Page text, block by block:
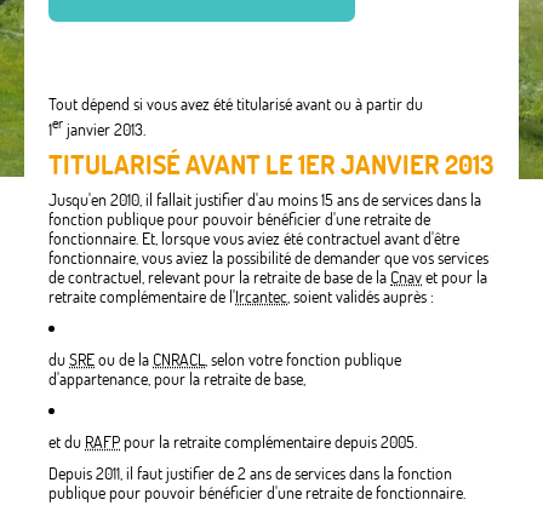
Tout dépend si vous avez été titularisé avant ou à partir du
1er janvier 2013.
TITULARISÉ AVANT LE 1ER JANVIER 2013
Jusqu'en 2010, il fallait justifier d'au moins 15 ans de services dans la
fonction publique pour pouvoir bénéficier d'une retraite de
fonctionnaire. Et, lorsque vous aviez été contractuel avant d'être
fonctionnaire, vous aviez la possibilité de demander que vos services
de contractuel, relevant pour la retraite de base de la Cnavet pour la
retraite complémentaire de l'Ircantec, soient validés auprès :
duSREou de la CNRACL, selon votre fonction publique
d'appartenance, pour la retraite de base,
et du RAFPpour la retraite complémentaire depuis 2005.
Depuis 2011, il faut justifier de 2 ans de services dans la fonction
publique pour pouvoir bénéficier d'une retraite de fonctionnaire.